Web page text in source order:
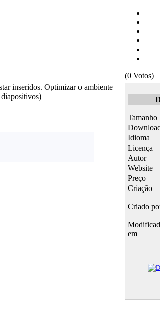
(0 Votos)
inseridos. Optimizar o ambiente
Tamanho
Idioma
Licença
Autor
Website
Preço
Criação
Criado
em